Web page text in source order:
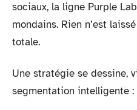
sociaux, la ligne Purple
mondains. Rien n’est
totale.
Une stratégie se dessine,
segmentation intelligente :